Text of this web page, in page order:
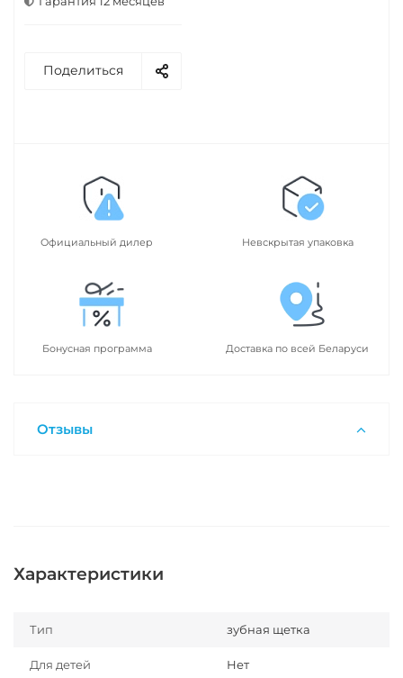
Поделиться
Официальный дилер Невскрытая упаковка
Бонусная программа Доставка по всей Беларуси
Отзывы
Характеристики
Тип зубная щетка
Для детей Нет